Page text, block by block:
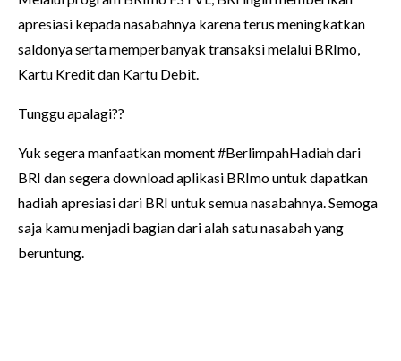
apresiasi kepada nasabahnya karena terus meningkatkan
saldonya serta memperbanyak transaksi melalui BRImo,
Kartu Kredit dan Kartu Debit.
Tunggu apalagi??
Yuk segera manfaatkan moment #BerlimpahHadiah dari
BRI dan segera download aplikasi BRImo untuk dapatkan
hadiah apresiasi dari BRI untuk semua nasabahnya. Semoga
saja kamu menjadi bagian dari alah satu nasabah yang
beruntung.